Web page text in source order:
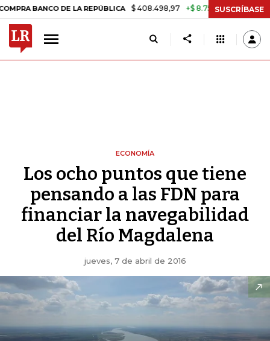
DE LA REPÚBLICA $ 408.498,97 +$ 8.753,81 +2,19% TASA
SUSCRÍBASE
ECONOMÍA
Los ocho puntos que tiene
pensando a las FDN para
financiar la navegabilidad
del Río Magdalena
jueves, 7 de abril de 2016